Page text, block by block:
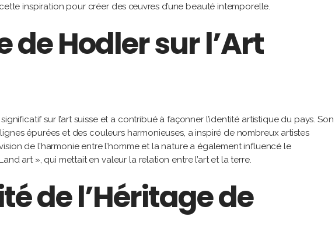
inspiration pour créer des œuvres d’une beauté intemporelle.
de Hodler sur l’Art
sur l’art suisse et a contribué à façonner l’identité artistique du pays. Son
épurées et des couleurs harmonieuses, a inspiré de nombreux artistes
de l’harmonie entre l’homme et la nature a également influencé le
art », qui mettait en valeur la relation entre l’art et la terre.
de l’Héritage de